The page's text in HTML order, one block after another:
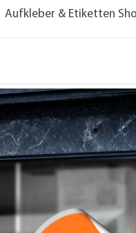
Aufkleber & Etiketten